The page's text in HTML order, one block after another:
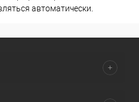
автоматически.